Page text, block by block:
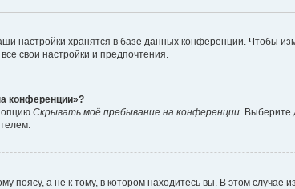
настройки хранятся в базе данных конференции. Чтобы
свои настройки и предпочтения.
конференции»?
опцию Скрывать моё пребывание на конференции. Выберите
поясу, а не к тому, в котором находитесь вы. В этом случае